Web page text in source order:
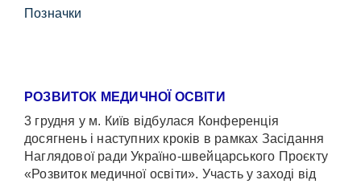
Позначки
РОЗВИТОК МЕДИЧНОЇ ОСВІТИ
3 грудня у м. Київ відбулася Конференція
досягнень і наступних кроків в рамках Засідання
Наглядової ради Україно-швейцарського Проєкту
«Розвиток медичної освіти». Участь у заході від